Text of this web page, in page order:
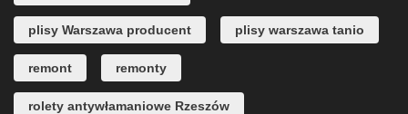
plisy Warszawa producent plisy warszawa tanio
remont remonty
rolety antywłamaniowe Rzeszów